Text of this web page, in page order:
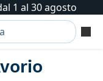
1 al 30 agosto